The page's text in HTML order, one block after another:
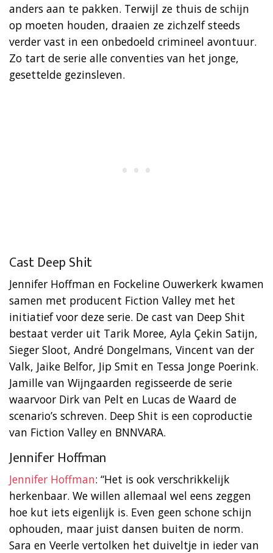
anders aan te pakken. Terwijl ze thuis de schijn
op moeten houden, draaien ze zichzelf steeds
verder vast in een onbedoeld crimineel avontuur.
Zo tart de serie alle conventies van het jonge,
gesettelde gezinsleven.
Cast Deep Shit
Jennifer Hoffman en Fockeline Ouwerkerk kwamen
samen met producent Fiction Valley met het
initiatief voor deze serie. De cast van Deep Shit
bestaat verder uit Tarik Moree, Ayla Çekin Satijn,
Sieger Sloot, André Dongelmans, Vincent van der
Valk, Jaike Belfor, Jip Smit en Tessa Jonge Poerink.
Jamille van Wijngaarden regisseerde de serie
waarvoor Dirk van Pelt en Lucas de Waard de
scenario’s schreven. Deep Shit is een coproductie
van Fiction Valley en BNNVARA.
Jennifer Hoffman
Jennifer Hoffman: “Het is ook verschrikkelijk
herkenbaar. We willen allemaal wel eens zeggen
hoe kut iets eigenlijk is. Even geen schone schijn
ophouden, maar juist dansen buiten de norm.
Sara en Veerle vertolken het duiveltje in ieder van